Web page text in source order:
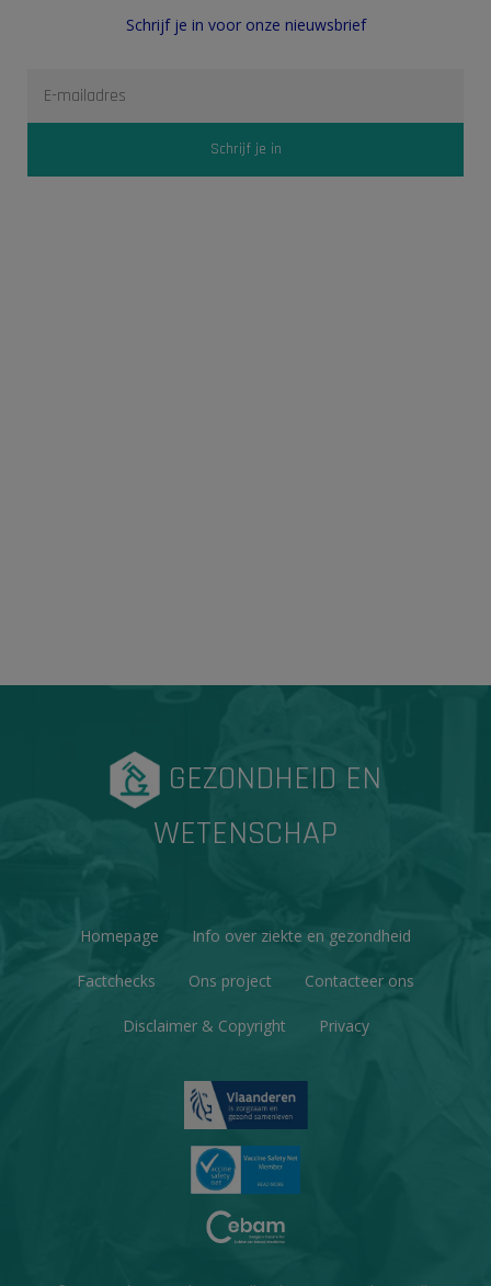
Schrijf je in voor onze nieuwsbrief
GEZONDHEID EN
WETENSCHAP
Homepage Info over ziekte en gezondheid
Factchecks Ons project Contacteer ons
Disclaimer & Copyright Privacy